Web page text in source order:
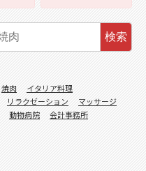
検索
焼肉
イタリア料理
リラクゼーション
マッサージ
動物病院
会計事務所